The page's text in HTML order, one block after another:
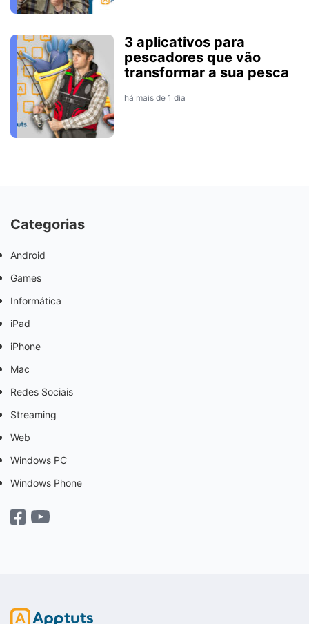
3 aplicativos para
pescadores que vão
transformar a sua pesca
há mais de 1 dia
Categorias
Android
Games
Informática
iPad
iPhone
Mac
Redes Sociais
Streaming
Web
Windows PC
Windows Phone